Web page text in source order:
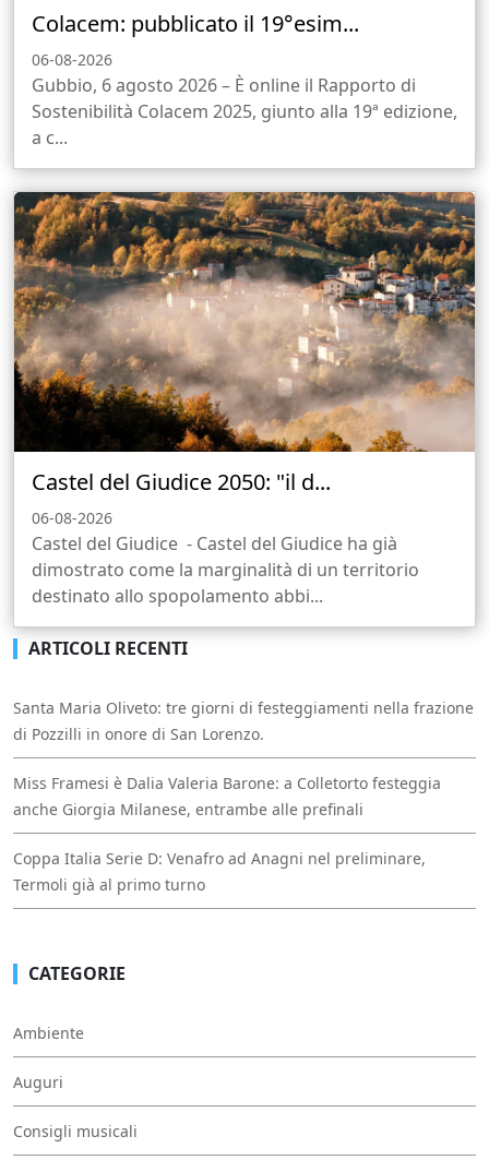
Colacem: pubblicato il 19°esim...
06-08-2026
Gubbio, 6 agosto 2026 – È online il Rapporto di
Sostenibilità Colacem 2025, giunto alla 19ª edizione,
a c...
Castel del Giudice 2050: "il d...
06-08-2026
Castel del Giudice - Castel del Giudice ha già
dimostrato come la marginalità di un territorio
destinato allo spopolamento abbi...
ARTICOLI RECENTI
Santa Maria Oliveto: tre giorni di festeggiamenti nella frazione
di Pozzilli in onore di San Lorenzo.
Miss Framesi è Dalia Valeria Barone: a Colletorto festeggia
anche Giorgia Milanese, entrambe alle prefinali
Coppa Italia Serie D: Venafro ad Anagni nel preliminare,
Termoli già al primo turno
CATEGORIE
Ambiente
Auguri
Consigli musicali